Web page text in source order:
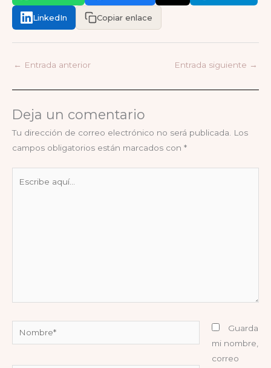
LinkedIn Copiar enlace
← Entrada anterior Entrada siguiente →
Deja un comentario
Tu dirección de correo electrónico no será publicada.
Los
campos obligatorios están marcados con *
Nombre*
Guarda
mi nombre,
correo